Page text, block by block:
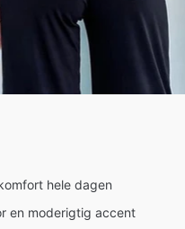
hele dagen
en moderigtig accent